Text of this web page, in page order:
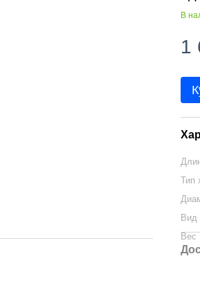
В
1
Тип
Вид
Вес